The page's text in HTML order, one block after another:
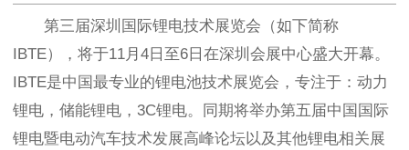
第三届深圳国际锂电技术展览会（如下简称
IBTE），将于11月4日至6日在深圳会展中心盛大开幕。
IBTE是中国最专业的锂电池技术展览会，专注于：动力
锂电，储能锂电，3C锂电。同期将举办第五届中国国际
锂电暨电动汽车技术发展高峰论坛以及其他锂电相关展